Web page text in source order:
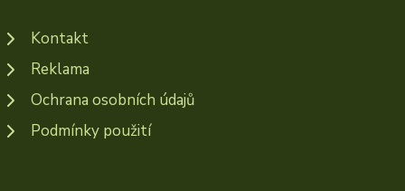
Kontakt
Reklama
Ochrana osobních údajů
Podmínky použití